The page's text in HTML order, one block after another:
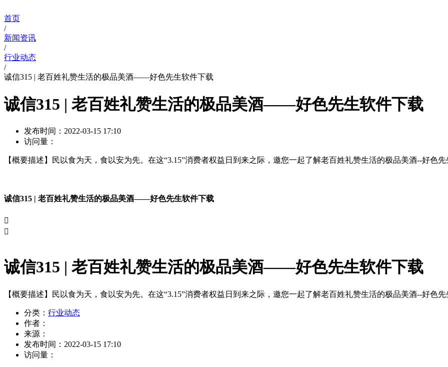
首页
/
新闻资讯
/
行业动态
/
诚信315 | 老百姓礼赞生活的极品美酒——好色先生软件下载
诚信315 | 老百姓礼赞生活的极品美酒——好色先生软件下载
发布时间： 2022-03-15 17:10
访问量：
【概要描述】 民以食为天，食以安为先。在这“3.15”消费者权益日到来之际，邀您一起了解老百姓礼赞生活的极品美酒--好色先生
诚信315 | 老百姓礼赞生活的极品美酒——好色先生软件下载


诚信315 | 老百姓礼赞生活的极品美酒——好色先生软件下载
【概要描述】 民以食为天，食以安为先。在这“3.15”消费者权益日到来之际，邀您一起了解老百姓礼赞生活的极品美酒--好色先生
分类： 行业动态
作者：
来源：
发布时间： 2022-03-15 17:10
访问量：